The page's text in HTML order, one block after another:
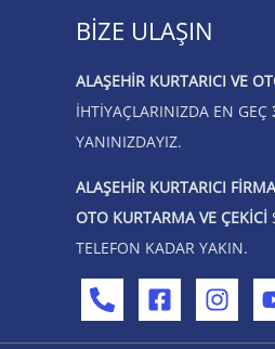
BIZE ULAŞIN
ALAŞEHIR KURTARICI VE
IHTIYAÇLARINIZDA EN GEÇ
YANINIZDAYIZ.
ALAŞEHIR KURTARICI
OTO KURTARMA VE ÇEKICI
TELEFON KADAR YAKIN.